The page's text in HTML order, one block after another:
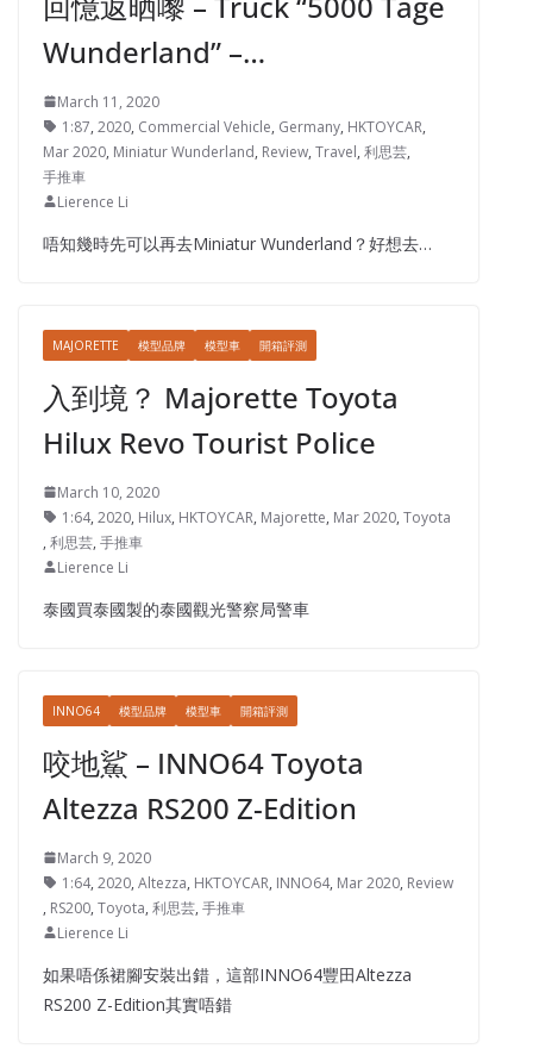
Wunderland” –…
March 11, 2020
1:87, 2020, Commercial Vehicle, Germany, HKTOYCAR,
Mar 2020, Miniatur Wunderland, Review, Travel, 利思芸,
手推車
Lierence Li
唔知幾時先可以再去Miniatur Wunderland？好想去…
MAJORETTE 模型品牌 模型車 開箱評測
入到境？ Majorette Toyota
Hilux Revo Tourist Police
March 10, 2020
1:64, 2020, Hilux, HKTOYCAR, Majorette, Mar 2020, Toyota
, 利思芸, 手推車
Lierence Li
泰國買泰國製的泰國觀光警察局警車
INNO64 模型品牌 模型車 開箱評測
咬地鯊 – INNO64 Toyota
Altezza RS200 Z-Edition
March 9, 2020
1:64, 2020, Altezza, HKTOYCAR, INNO64, Mar 2020, Review
, RS200, Toyota, 利思芸, 手推車
Lierence Li
如果唔係裙腳安裝出錯，這部INNO64豐田Altezza
RS200 Z-Edition其實唔錯